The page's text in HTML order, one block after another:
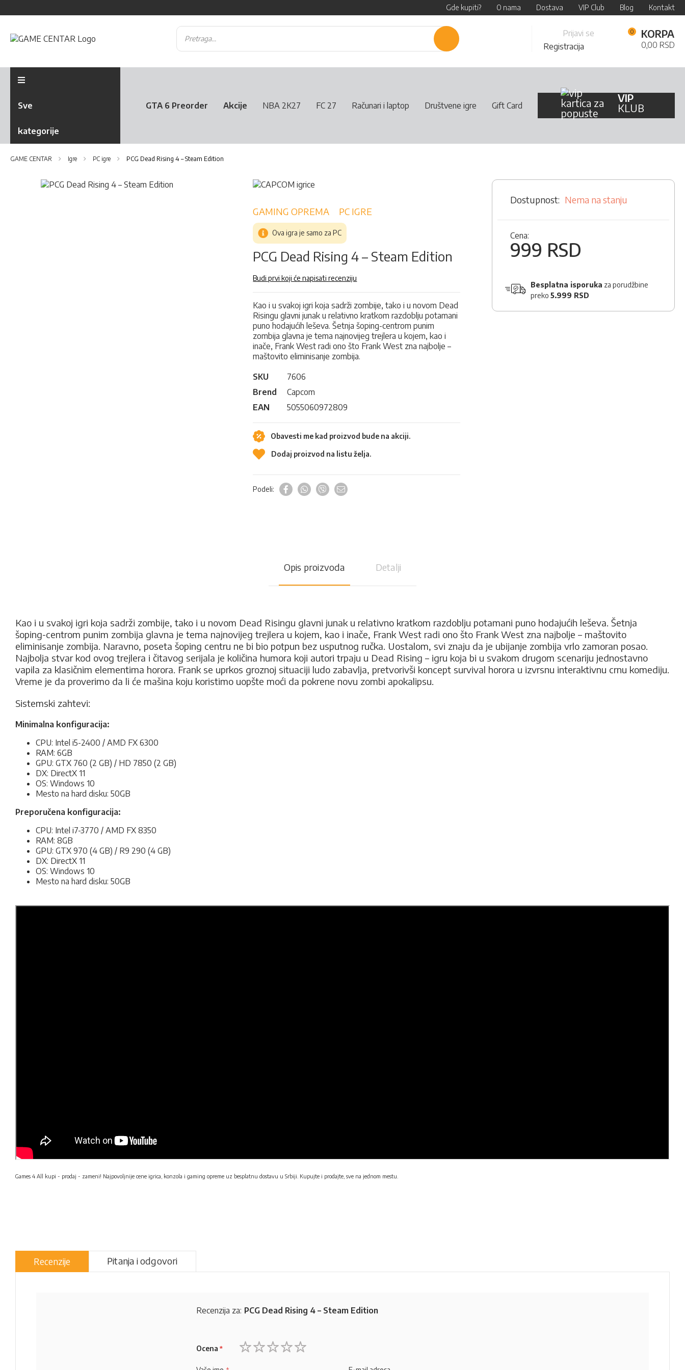
Gde kupiti? O nama Dostava VIP Club Blog Kontakt
Pretraži
Content
Prijavi se
Registracija
KORPA
0,00 RSD
Sve
kategorije
GTA 6 Preorder Akcije NBA 2K27 FC 27 Računari i laptop Društvene igre Gift Card
VIP
KLUB
GAME CENTAR Igre PC igre PCG Dead Rising 4 – Steam Edition
Skip
GAMING OPREMA PC IGRE
Ova igra je samo za PC
PCG Dead Rising 4 – Steam Edition
Budi prvi koji će napisati recenziju
Kao i u svakoj igri koja sadrži zombije, tako i u novom Dead
Risingu glavni junak u relativno kratkom razdoblju potamani
puno hodajućih leševa. Šetnja šoping-centrom punim
zombija glavna je tema najnovijeg trejlera u kojem, kao i
inače, Frank West radi ono što Frank West zna najbolje –
maštovito eliminisanje zombija.
SKU
7606
Brend
Capcom
EAN
5055060972809
Obavesti me kad proizvod bude na akciji.
Dodaj proizvod na listu želja.
Podeli:
Nema na stanju
Cena:
999 RSD
Besplatna isporuka za porudžbine
preko 5.999 RSD
Opis proizvoda Detalji
Kao i u svakoj igri koja sadrži zombije, tako i u novom Dead Risingu glavni junak u relativno kratkom razdoblju potamani puno hodajućih leševa. Šetnja
šoping-centrom punim zombija glavna je tema najnovijeg trejlera u kojem, kao i inače, Frank West radi ono što Frank West zna najbolje – maštovito
eliminisanje zombija. Naravno, poseta šoping centru ne bi bio potpun bez usputnog ručka. Uostalom, svi znaju da je ubijanje zombija vrlo zamoran posao.
Najbolja stvar kod ovog trejlera i čitavog serijala je količina humora koji autori trpaju u Dead Rising – igru koja bi u svakom drugom scenariju jednostavno
vapila za klasičnim elementima horora. Frank se uprkos groznoj situaciji ludo zabavlja, pretvorivši koncept survival horora u izvrsnu interaktivnu crnu komediju.
Vreme je da proverimo da li će mašina koju koristimo uopšte moći da pokrene novu zombi apokalipsu.
Sistemski zahtevi:
Minimalna konfiguracija:
CPU: Intel i5-2400 / AMD FX 6300
RAM: 6GB
GPU: GTX 760 (2 GB) / HD 7850 (2 GB)
DX: DirectX 11
OS: Windows 10
Mesto na hard disku: 50GB
Preporučena konfiguracija:
CPU: Intel i7-3770 / AMD FX 8350
RAM: 8GB
GPU: GTX 970 (4 GB) / R9 290 (4 GB)
DX: DirectX 11
OS: Windows 10
Mesto na hard disku: 50GB
Games 4 All kupi - prodaj - zameni! Najpovoljnije cene igrica, konzola i gaming opreme uz besplatnu dostavu u Srbiji. Kupujte i prodajte, sve na jednom mestu.
Recenzije Pitanja i odgovori
Recenzija za: PCG Dead Rising 4 – Steam Edition
Ocena